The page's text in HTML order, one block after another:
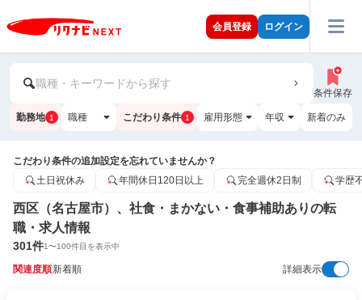
会員登録 ログイン
職種・キーワードから探す
条件保存
勤務地 1 職種 こだわり条件 1 雇用形態 年収 新着のみ
こだわり条件の追加設定を忘れていませんか？
土日祝休み
年間休日120日以上 完全週休2日制 学歴
西区（名古屋市）、社食・まかない・食事補助ありの転
職・求人情報
301件1〜100件目を表示中
関連度順新着順 詳細表示